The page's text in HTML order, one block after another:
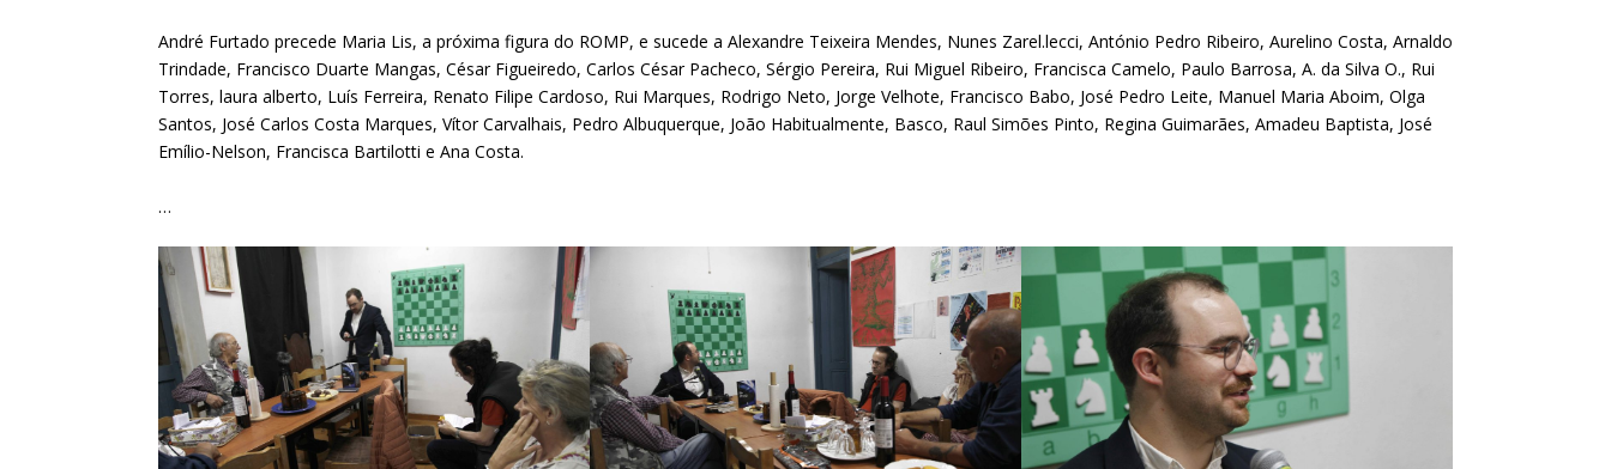
André Furtado precede Maria Lis, a próxima figura do ROMP, e sucede a Alexandre Teixeira Mendes, Nunes Zarel.lecci, António Pedro Ribeiro, Aurelino Costa, Arnaldo
Trindade, Francisco Duarte Mangas, César Figueiredo, Carlos César Pacheco, Sérgio Pereira, Rui Miguel Ribeiro, Francisca Camelo, Paulo Barrosa, A. da Silva O., Rui
Torres, laura alberto, Luís Ferreira, Renato Filipe Cardoso, Rui Marques, Rodrigo Neto, Jorge Velhote, Francisco Babo, José Pedro Leite, Manuel Maria Aboim, Olga
Santos, José Carlos Costa Marques, Vítor Carvalhais, Pedro Albuquerque, João Habitualmente, Basco, Raul Simões Pinto, Regina Guimarães, Amadeu Baptista, José
Emílio-Nelson, Francisca Bartilotti e Ana Costa.
…